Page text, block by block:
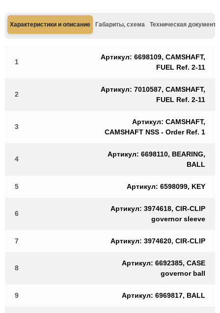
Характеристики и описание Габариты, схема Техническая
1
Артикул: 6698109, CAMSHAFT,
FUEL Ref. 2-11
2
Артикул: 7010587, CAMSHAFT,
FUEL Ref. 2-11
3
Артикул: CAMSHAFT,
CAMSHAFT NSS - Order Ref. 1
4
Артикул: 6698110, BEARING,
BALL
5 Артикул: 6598099, KEY
6
Артикул: 3974618, CIR-CLIP
governor sleeve
7 Артикул: 3974620, CIR-CLIP
8
Артикул: 6692385, CASE
governor ball
9 Артикул: 6969817, BALL